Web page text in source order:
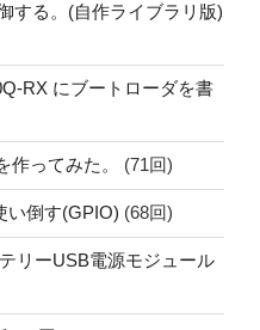
する。(自作ライブラリ版)
RX にブートローダを書
作ってみた。 (71回)
い倒す(GPIO) (68回)
リーUSB電源モジュール